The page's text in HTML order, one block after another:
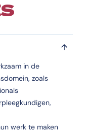
in de
zoals
werk te maken